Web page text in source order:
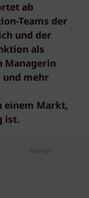
ab
Teams der
und der
als
Managerin
und mehr
einem Markt,
ist.
Anzeige